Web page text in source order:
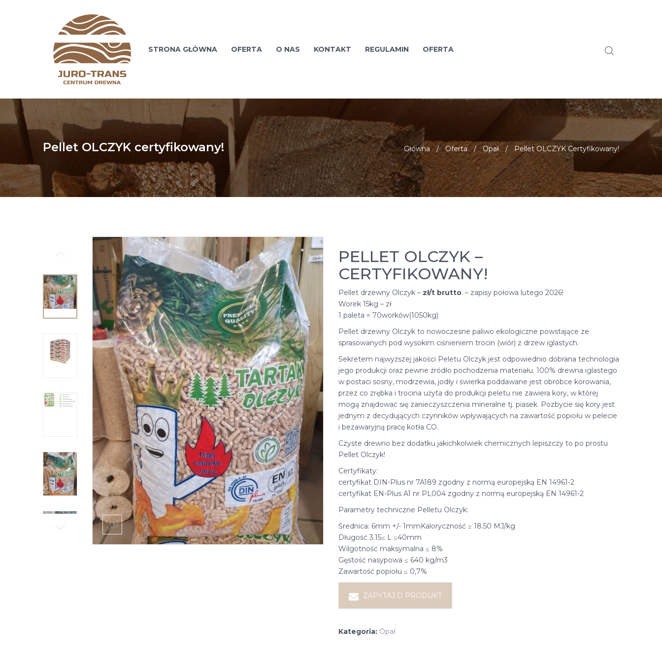
STRONA GŁÓWNA OFERTA O NAS KONTAKT REGULAMIN OFERTA
Pellet OLCZYK certyfikowany! Główna / Oferta / Opał / Pellet OLCZYK Certyfikowany!
PELLET OLCZYK –
CERTYFIKOWANY!
Pellet drzewny Olczyk – zł/t brutto. – zapisy połowa lutego 2026!
Worek 15kg – zł
1 paleta = 70worków(1050kg)
Pellet drzewny Olczyk to nowoczesne paliwo ekologiczne powstające ze
sprasowanych pod wysokim ciśnieniem trocin (wiór) z drzew iglastych.
Sekretem najwyższej jakości Peletu Olczyk jest odpowiednio dobrana technologia
jego produkcji oraz pewne źródło pochodzenia materiału. 100% drewna iglastego
w postaci sosny, modrzewia, jodły i świerka poddawane jest obróbce korowania,
przez co zrębka i trocina użyta do produkcji peletu nie zawiera kory, w której
mogą znajdować się zanieczyszczenia mineralne tj. piasek. Pozbycie się kory jest
jednym z decydujących czynników wpływających na zawartość popiołu w pelecie
i bezawaryjną pracę kotła CO.
Czyste drewno bez dodatku jakichkolwiek chemicznych lepiszczy to po prostu
Pellet Olczyk!
Certyfikaty:
certyfikat DIN-Plus nr 7A189 zgodny z normą europejską EN 14961-2
certyfikat EN-Plus A1 nr PL004 zgodny z normą europejską EN 14961-2
Parametry techniczne Pelletu Olczyk:
Średnica: 6mm +/- 1mmKaloryczność ≥ 18.50 MJ/kg
Długość 3.15≤ L ≤40mm
Wilgotność maksymalna ≤ 8%
Gęstość nasypowa ≤ 640 kg/m3
Zawartość popiołu ≤ 0,7%
ZAPYTAJ O PRODUKT
Kategoria: Opał